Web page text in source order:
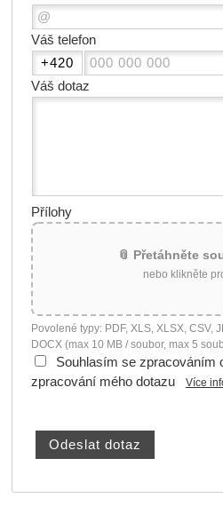
Váš telefon
Váš dotaz
Přílohy
📎 Přetáhněte
nebo klikněte
Povolené typy: PDF, XLS, XLSX, CSV,
DOCX (max 10 MB / soubor, max 5
Souhlasím se zpracováním
zpracování mého dotazu
Více